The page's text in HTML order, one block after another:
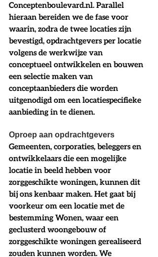
Conceptenboulevard.nl. Parallel
hieraan bereiden we de fase voor
waarin, zodra de twee locaties zijn
bevestigd, opdrachtgevers per locatie
volgens de werkwijze van
conceptueel ontwikkelen en bouwen
een selectie maken van
conceptaanbieders die worden
uitgenodigd om een locatiespecifieke
aanbieding in te dienen.
Oproep aan opdrachtgevers
Gemeenten, corporaties, beleggers en
ontwikkelaars die een mogelijke
locatie in beeld hebben voor
zorggeschikte woningen, kunnen dit
bij ons kenbaar maken. Het gaat bij
voorkeur om een locatie met de
bestemming Wonen, waar een
geclusterd woongebouw of
zorggeschikte woningen gerealiseerd
zouden kunnen worden. We